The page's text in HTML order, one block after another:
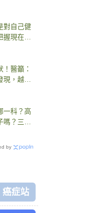
對自己健
現在不
醫籲：
，越快
一科？高
？三大
說明
by
癌症站